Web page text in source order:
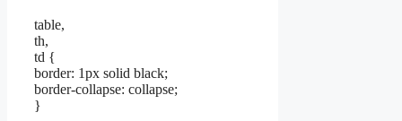
table,
th,
td {
border: 1px solid black;
border-collapse: collapse;
}